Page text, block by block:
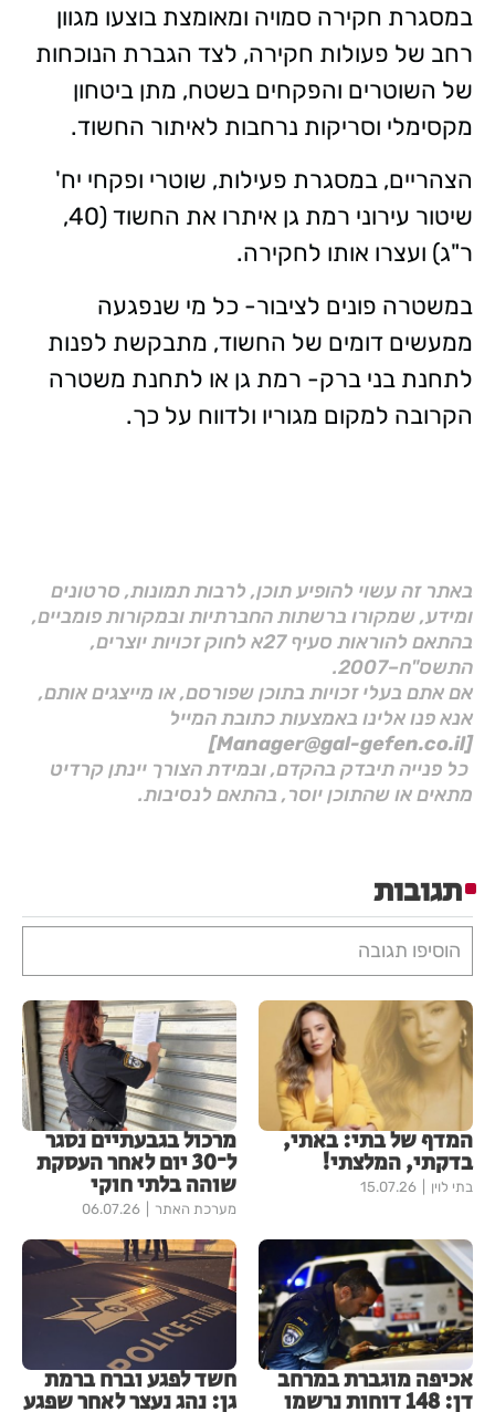
במסגרת חקירה סמויה ומאומצת בוצעו מגוון
רחב של פעולות חקירה, לצד הגברת הנוכחות
של השוטרים והפקחים בשטח, מתן ביטחון
מקסימלי וסריקות נרחבות לאיתור החשוד.
הצהריים, במסגרת פעילות, שוטרי ופקחי יח'
שיטור עירוני רמת גן איתרו את החשוד (40,
ר"ג) ועצרו אותו לחקירה.
במשטרה פונים לציבור- כל מי שנפגעה
ממעשים דומים של החשוד, מתבקשת לפנות
לתחנת בני ברק- רמת גן או לתחנת משטרה
הקרובה למקום מגוריו ולדווח על כך.
באתר זה עשוי להופיע תוכן, לרבות תמונות, סרטונים
ומידע, שמקורו ברשתות החברתיות ובמקורות פומביים,
בהתאם להוראות סעיף 27א לחוק זכויות יוצרים,
התשס"ח–2007.
אם אתם בעלי זכויות בתוכן שפורסם, או מייצגים אותם,
אנא פנו אלינו באמצעות כתובת המייל
[Manager@gal-gefen.co.il]
כל פנייה תיבדק בהקדם, ובמידת הצורך יינתן קרדיט
מתאים או שהתוכן יוסר, בהתאם לנסיבות.
תגובות
הוסיפו תגובה
המדף של בתי: באתי,
בדקתי, המלצתי!
בתי לוין 15.07.26
מרכול בגבעתיים נסגר
ל־30 יום לאחר העסקת
שוהה בלתי חוקי
מערכת האתר 06.07.26
אכיפה מוגברת במרחב
דן: 148 דוחות נרשמו
חשד לפגע וברח ברמת
גן: נהג נעצר לאחר שפגע